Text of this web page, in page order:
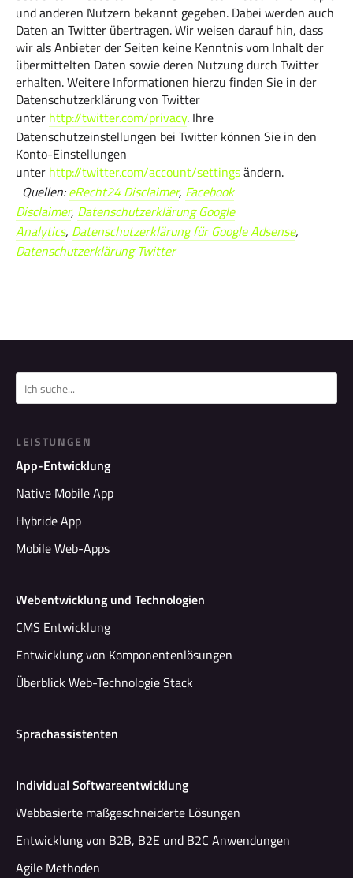
und anderen Nutzern bekannt gegeben. Dabei werden auch
Daten an Twitter übertragen. Wir weisen darauf hin, dass
wir als Anbieter der Seiten keine Kenntnis vom Inhalt der
übermittelten Daten sowie deren Nutzung durch Twitter
erhalten. Weitere Informationen hierzu finden Sie in der
Datenschutzerklärung von Twitter
unter http://twitter.com/privacy. Ihre
Datenschutzeinstellungen bei Twitter können Sie in den
Konto-Einstellungen
unter http://twitter.com/account/settingsändern.
Quellen:eRecht24 Disclaimer, Facebook
Disclaimer, Datenschutzerklärung Google
Analytics, Datenschutzerklärung für Google Adsense,
Datenschutzerklärung Twitter
LEISTUNGEN
App-Entwicklung
Native Mobile App
Hybride App
Mobile Web-Apps
Webentwicklung und Technologien
CMS Entwicklung
Entwicklung von Komponentenlösungen
Überblick Web-Technologie Stack
Sprachassistenten
Individual Softwareentwicklung
Webbasierte maßgeschneiderte Lösungen
Entwicklung von B2B, B2E und B2C Anwendungen
Agile Methoden